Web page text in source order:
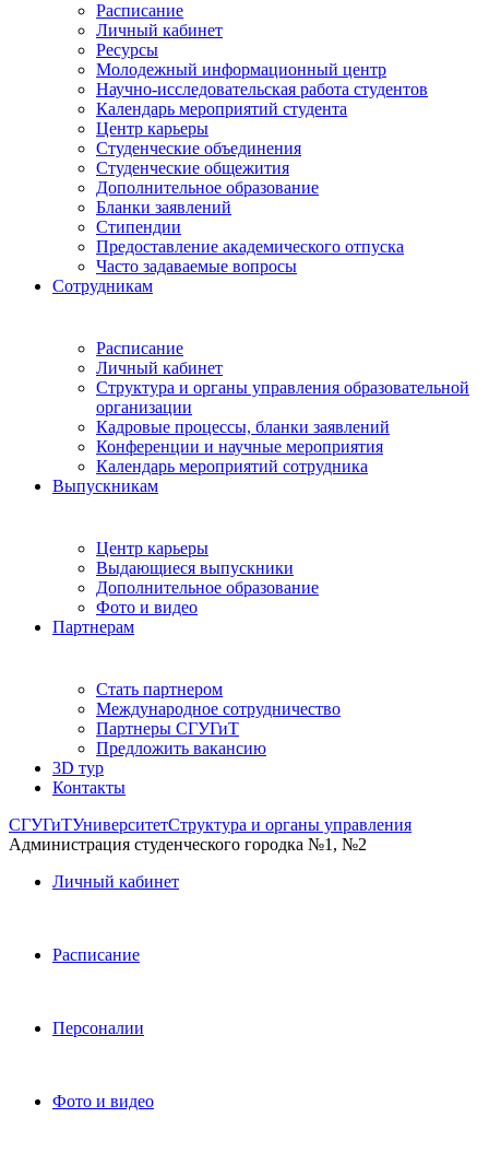
Расписание
Личный кабинет
Ресурсы
Молодежный информационный центр
Научно-исследовательская работа студентов
Календарь мероприятий студента
Центр карьеры
Студенческие объединения
Студенческие общежития
Дополнительное образование
Бланки заявлений
Стипендии
Предоставление академического отпуска
Часто задаваемые вопросы
Сотрудникам
Расписание
Личный кабинет
Структура и органы управления образовательной
организации
Кадровые процессы, бланки заявлений
Конференции и научные мероприятия
Календарь мероприятий сотрудника
Выпускникам
Центр карьеры
Выдающиеся выпускники
Дополнительное образование
Фото и видео
Партнерам
Стать партнером
Международное сотрудничество
Партнеры СГУГиТ
Предложить вакансию
3D тур
Контакты
СГУГиТУниверситетСтруктура и органы управления
Администрация студенческого городка №1, №2
Личный кабинет
Расписание
Персоналии
Фото и видео